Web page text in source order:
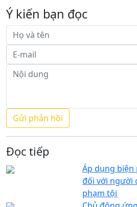
Ý kiến bạn đọc
Đọc tiếp
Áp dụng
đối với người
phạm tội